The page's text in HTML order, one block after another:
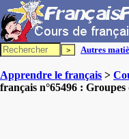
Autres
Apprendre le français >
français n°65496 : Groupes